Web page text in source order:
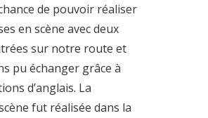
de pouvoir réaliser
en scène avec deux
sur notre route et
pu échanger grâce à
d’anglais. La
fut réalisée dans la